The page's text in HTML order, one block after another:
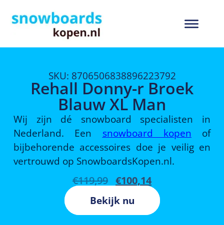
SKU: 8706506838896223792
Rehall Donny-r Broek
Blauw XL Man
Wij zijn dé snowboard specialisten in
Nederland. Een snowboard kopen of
bijbehorende accessoires doe je veilig en
vertrouwd op SnowboardsKopen.nl.
€119,99 €100,14
Bekijk nu